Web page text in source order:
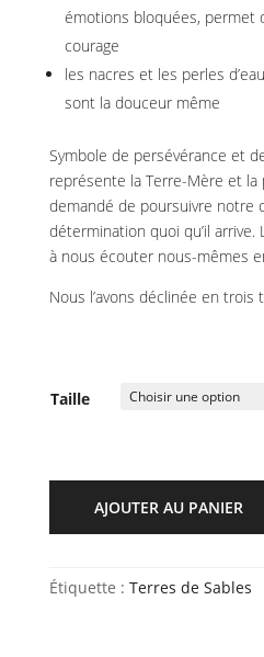
émotions bloquées, permet
courage
les nacres et les perles
sont la douceur même
Symbole de persévérance et
représente la Terre-Mère et
demandé de poursuivre notre
détermination quoi qu’il
à nous écouter nous-mêmes
Nous l’avons déclinée en trois
Taille
AJOUTER AU PANIER
Étiquette : Terres de Sables